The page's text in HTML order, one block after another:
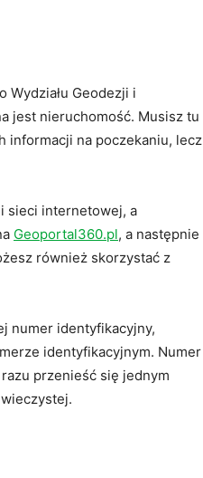
Wydziału Geodezji i
jest nieruchomość. Musisz tu
informacji na poczekaniu, lecz
sieci internetowej, a
Geoportal360.pl, a następnie
również skorzystać z
numer identyfikacyjny,
identyfikacyjnym. Numer
przenieść się jednym